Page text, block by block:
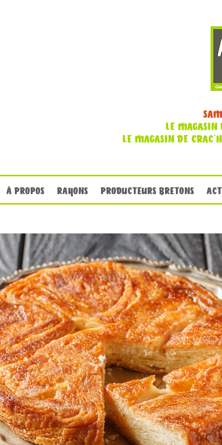
LE MAGASIN
LE MAGASIN DE
À PROPOS RAYONS PRODUCTEURS BRETONS